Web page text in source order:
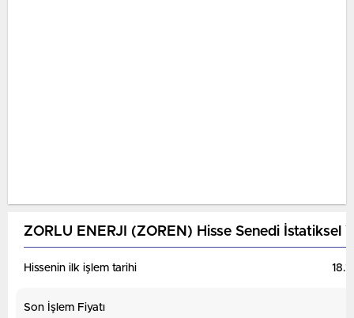
ZORLU ENERJI (ZOREN) Hisse Senedi İstatiksel
Hissenin ilk işlem tarihi
Son İşlem Fiyatı